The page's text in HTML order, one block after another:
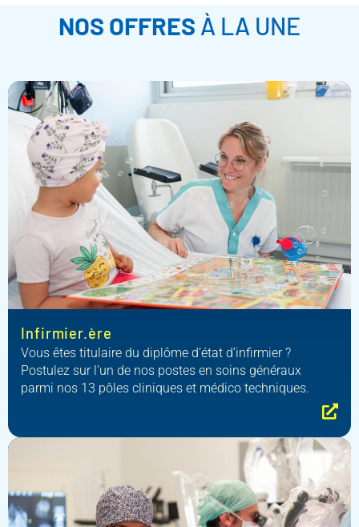
NOS OFFRES À LA UNE
Infirmier.ère
Vous êtes titulaire du diplôme d’état d’infirmier ?
Postulez sur l’un de nos postes en soins généraux
parmi nos 13 pôles cliniques et médico techniques.